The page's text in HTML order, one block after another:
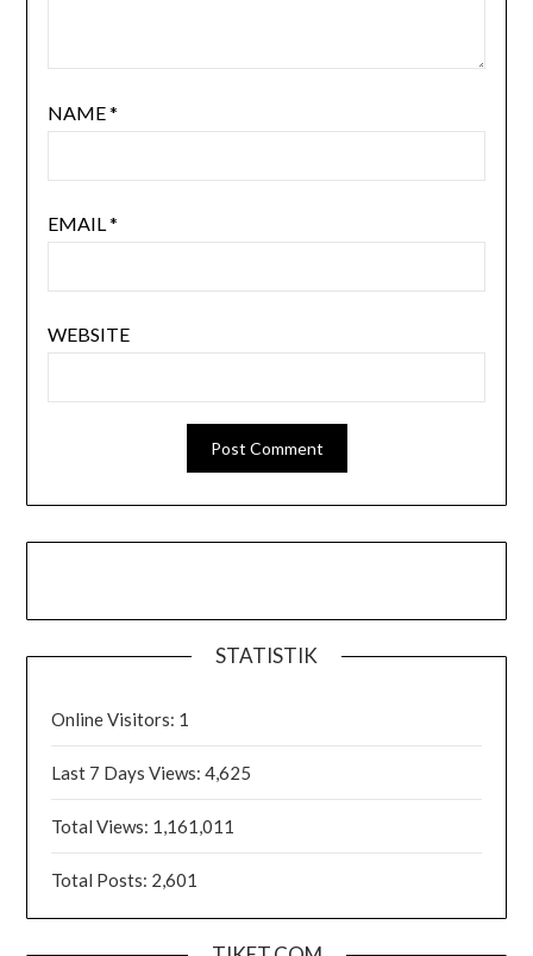
NAME*
EMAIL*
WEBSITE
STATISTIK
Online Visitors: 1
Last 7 Days Views:4,625
Total Views: 1,161,011
Total Posts: 2,601